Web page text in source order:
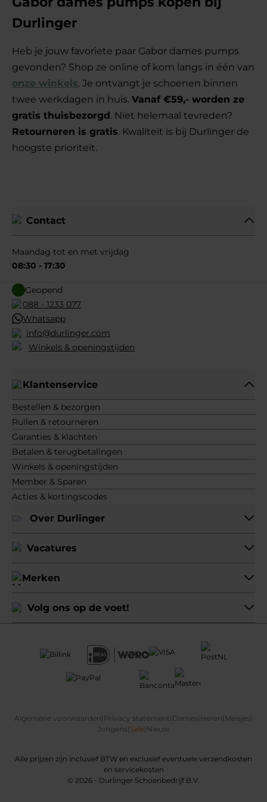
Durlinger
Heb je jouw favoriete paar Gabor dames pumps
gevonden? Shop ze online of kom langs in één van
onze winkels. Je ontvangt je schoenen binnen
twee werkdagen in huis. Vanaf €59,- worden ze
gratis thuisbezorgd. Niet helemaal tevreden?
Retourneren is gratis. Kwaliteit is bij Durlinger de
hoogste prioriteit.
Contact
Maandag tot en met vrijdag
08:30 - 17:30
Geopend
088 - 1233 077
Whatsapp
info@durlinger.com
Winkels & openingstijden
Klantenservice
Bestellen & bezorgen
Ruilen & retourneren
Garanties & klachten
Betalen & terugbetalingen
Winkels & openingstijden
Member & Sparen
Acties & kortingscodes
Over Durlinger
Vacatures
Merken
Volg ons op de voet!
Algemene voorwaarden Privacy statement Dames Heren Meisjes
Jongens Sale Nieuw
Alle prijzen zijn inclusief BTW en exclusief eventuele verzendkosten
en servicekosten
© 2026 - Durlinger Schoenbedrijf B.V.